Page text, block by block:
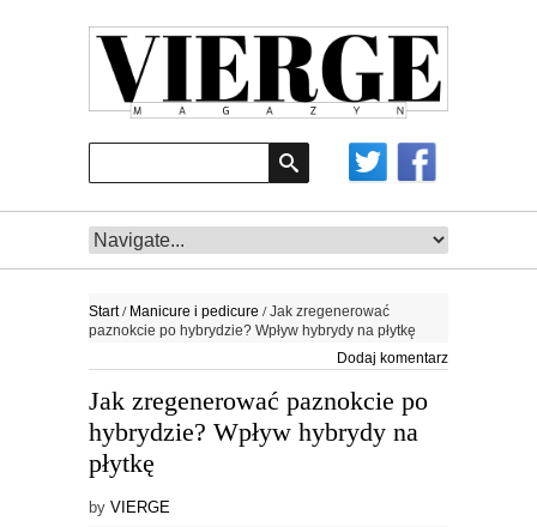
Start/ Manicure i pedicure /Jak zregenerować
paznokcie po hybrydzie? Wpływ hybrydy na płytkę
Dodaj komentarz
Jak zregenerować paznokcie po
hybrydzie? Wpływ hybrydy na
płytkę
by VIERGE